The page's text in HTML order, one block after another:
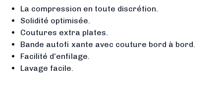
La compression en toute discrétion.
Solidité optimisée.
Coutures extra plates.
Bande autofi xante avec couture bord à bord.
Facilité d’enfilage.
Lavage facile.